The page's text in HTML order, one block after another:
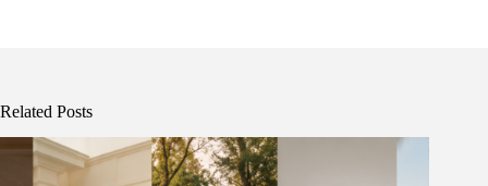
Related Posts